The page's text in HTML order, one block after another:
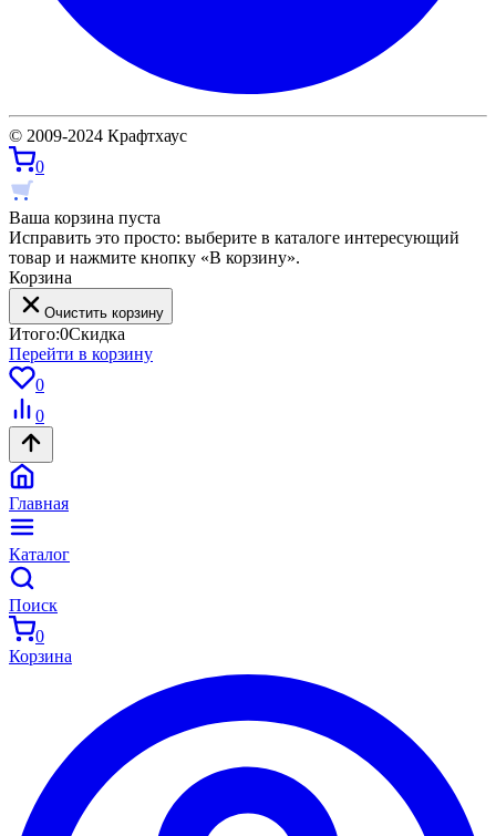
© 2009-2024 Крафтхаус
0
Ваша корзина пуста
Исправить это просто: выберите в каталоге интересующий
товар и нажмите кнопку «В корзину».
Корзина
Очистить корзину
Итого:0Скидка
Перейти в корзину
0
0
Главная
Каталог
Поиск
0
Корзина